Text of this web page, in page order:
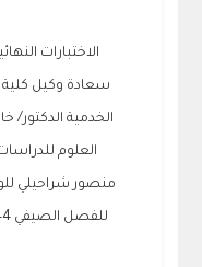
العلوم‬
منصور شراحيلي